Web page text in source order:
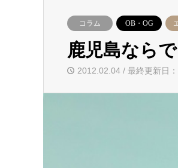
コラム OB・OG
鹿児島なら
2012.02.04 / 最終更新日